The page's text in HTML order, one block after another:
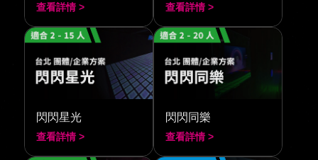
查看詳情 > 查看詳情 >
閃閃星光
查看詳情 >
閃閃同樂
查看詳情 >